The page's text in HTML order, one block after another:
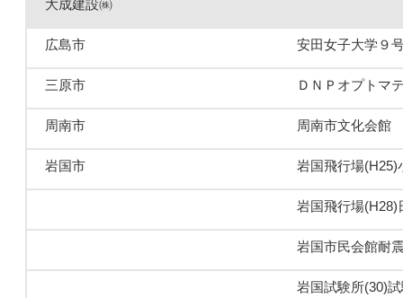
大成建設㈱
広島市 安田女子大学９
三原市 ＤＮＰオプトマ
周南市 周南市文化会館
岩国市 岩国飛行場(H25)
岩国飛行場(H28)
岩国市⺠会館耐
岩国試験所(30)